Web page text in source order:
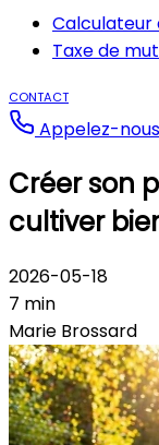
Taxe de
CONTACT
Appelez-nous
Créer son
cultiver
2026-05-18
7 min
Marie Brossard